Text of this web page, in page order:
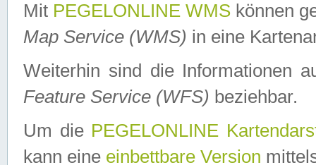
Mit PEGELONLINE WMS können
Map Service (WMS) in eine
Weiterhin sind die Informationen
Feature Service (WFS) beziehbar.
Um die PEGELONLINE
kann eine einbettbare Version